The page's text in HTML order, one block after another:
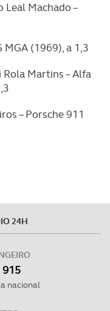
Machado –
(1969), a 1,3
Martins – Alfa
– Porsche 911
24H
915
nacional